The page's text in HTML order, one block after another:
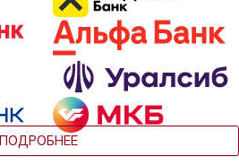
ПОДРОБНЕЕ